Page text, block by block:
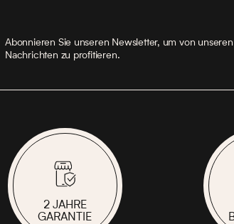
Abonnieren Sie unseren Newsletter, um von
Nachrichten zu profitieren.
2 JAHRE
GARANTIE